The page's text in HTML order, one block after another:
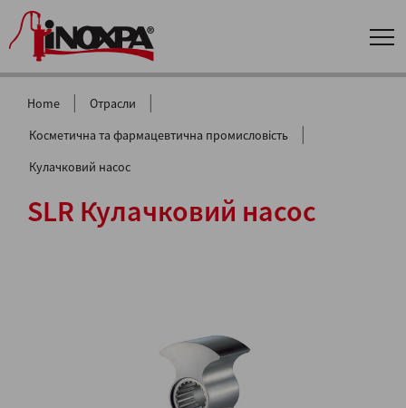
Home | Отрасли |
Косметична та фармацевтична промисловість |
Кулачковий насос
SLR Кулачковий насос